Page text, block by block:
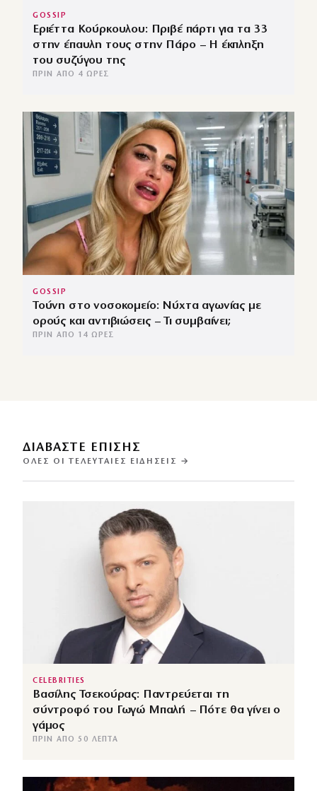
GOSSIP
Εριέττα Κούρκουλου: Πριβέ πάρτι για τα 33
στην έπαυλη τους στην Πάρο – Η έκπληξη
του συζύγου της
ΠΡΙΝ ΑΠΌ 4 ΏΡΕΣ
GOSSIP
Τούνη στο νοσοκομείο: Νύχτα αγωνίας με
ορούς και αντιβιώσεις – Τι συμβαίνει;
ΠΡΙΝ ΑΠΌ 14 ΏΡΕΣ
ΔΙΑΒΑΣΤΕ ΕΠΙΣΗΣ
ΌΛΕΣ ΟΙ ΤΕΛΕΥΤΑΊΕΣ ΕΙΔΉΣΕΙΣ →
CELEBRITIES
Βασίλης Τσεκούρας: Παντρεύεται τη
σύντροφό του Γωγώ Μπαλή – Πότε θα γίνει ο
γάμος
ΠΡΙΝ ΑΠΌ 50 ΛΕΠΤΆ